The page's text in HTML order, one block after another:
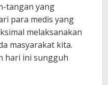
tangan yang
para medis yang
melaksanakan
masyarakat kita.
hari ini sungguh